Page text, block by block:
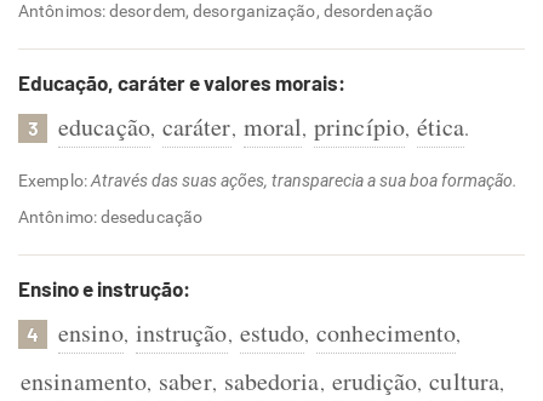
Antônimos: desordem, desorganização, desordenação
Educação, caráter e valores morais:
3 educação, caráter, moral, princípio, ética.
Exemplo:Através das suas ações, transparecia a sua boa formação.
Antônimo: deseducação
Ensino e instrução:
4 ensino, instrução, estudo, conhecimento,
ensinamento, saber, sabedoria, erudição, cultura,